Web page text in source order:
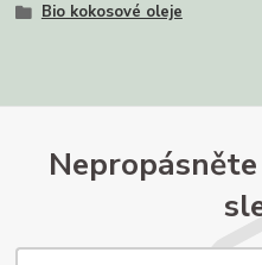
Bio kokosové oleje